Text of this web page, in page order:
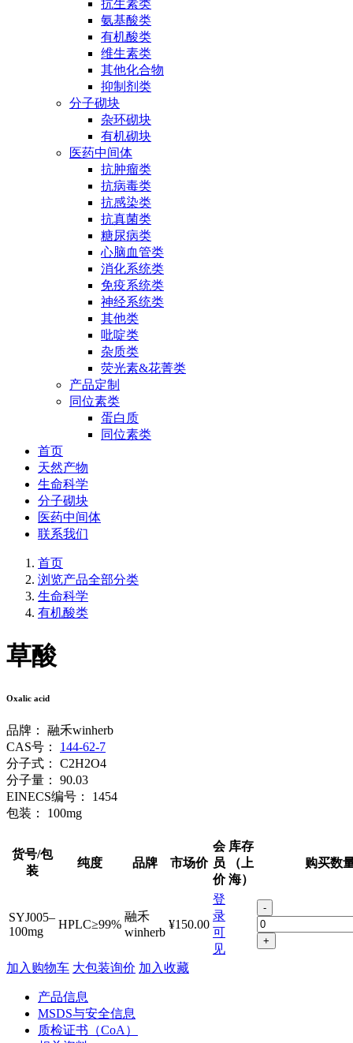
抗生素类
氨基酸类
有机酸类
维生素类
其他化合物
抑制剂类
分子砌块
杂环砌块
有机砌块
医药中间体
抗肿瘤类
抗病毒类
抗感染类
抗真菌类
糖尿病类
心脑血管类
消化系统类
免疫系统类
神经系统类
其他类
吡啶类
杂质类
荧光素&花菁类
产品定制
同位素类
蛋白质
同位素类
首页
天然产物
生命科学
分子砌块
医药中间体
联系我们
首页
浏览产品全部分类
生命科学
有机酸类
草酸
Oxalic acid
品牌：
融禾winherb
CAS号：
144-62-7
分子式：
C2H2O4
分子量：
90.03
EINECS编号：
1454
包装：
100mg
货号/包
装
纯度 品牌 市场价
会
员
价
库存
（上
海）
购买数
SYJ005–
100mg
HPLC≥99%
融禾
winherb
¥150.00
登
录
可
见
-
+
加入购物车 大包装询价 加入收藏
产品信息
MSDS与安全信息
质检证书（CoA）